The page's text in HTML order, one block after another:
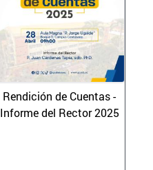
Rendición de Cuentas -
Informe del Rector 2025